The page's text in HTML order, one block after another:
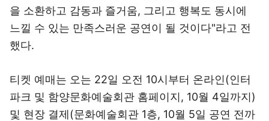
을 소환하고 감동과 즐거움, 그리고 행복도 동시에
느낄 수 있는 만족스러운 공연이 될 것이다"라고 전
했다.
티켓 예매는 오는 22일 오전 10시부터 온라인(인터
파크 및 함양문화예술회관 홈페이지, 10월 4일까지)
및 현장 결제(문화예술회관 1층, 10월 5일 공연 전까